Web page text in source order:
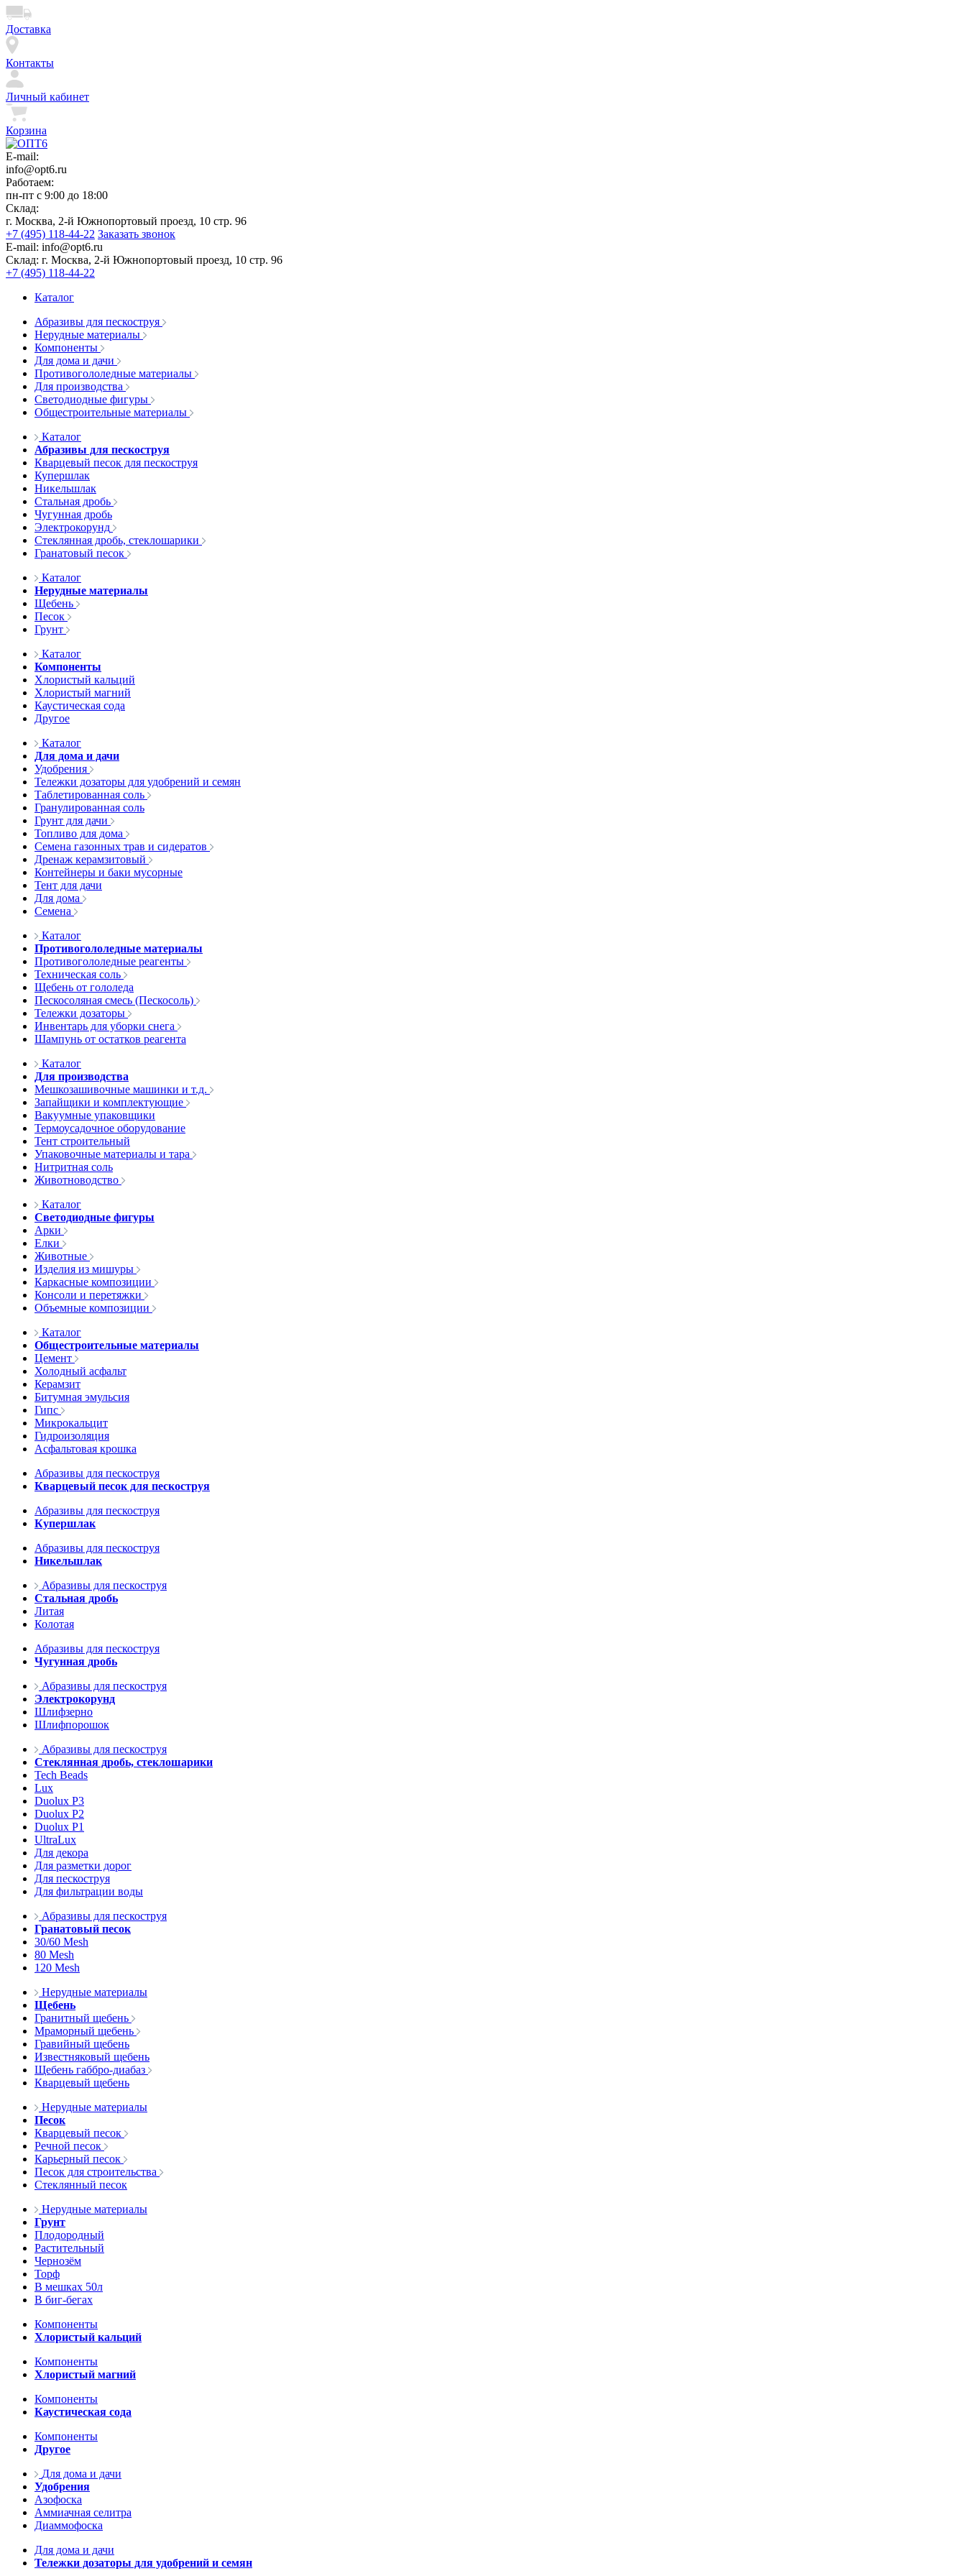
Доставка
Контакты
Личный кабинет
Корзина
E-mail:
info@opt6.ru
Работаем:
пн-пт с 9:00 до 18:00
Склад:
г. Москва, 2-й Южнопортовый проезд, 10 стр. 96
+7 (495) 118-44-22 Заказать звонок
E-mail: info@opt6.ru
Склад: г. Москва, 2-й Южнопортовый проезд, 10 стр. 96
+7 (495) 118-44-22
Каталог
Абразивы для пескоструя
Нерудные материалы
Компоненты
Для дома и дачи
Противогололедные материалы
Для производства
Светодиодные фигуры
Общестроительные материалы
Каталог
Абразивы для пескоструя
Кварцевый песок для пескоструя
Купершлак
Никельшлак
Стальная дробь
Чугунная дробь
Электрокорунд
Стеклянная дробь, стеклошарики
Гранатовый песок
Каталог
Нерудные материалы
Щебень
Песок
Грунт
Каталог
Компоненты
Хлористый кальций
Хлористый магний
Каустическая сода
Другое
Каталог
Для дома и дачи
Удобрения
Тележки дозаторы для удобрений и семян
Таблетированная соль
Гранулированная соль
Грунт для дачи
Топливо для дома
Семена газонных трав и сидератов
Дренаж керамзитовый
Контейнеры и баки мусорные
Тент для дачи
Для дома
Семена
Каталог
Противогололедные материалы
Противогололедные реагенты
Техническая соль
Щебень от гололеда
Пескосоляная смесь (Пескосоль)
Тележки дозаторы
Инвентарь для уборки снега
Шампунь от остатков реагента
Каталог
Для производства
Мешкозашивочные машинки и т.д.
Запайщики и комплектующие
Вакуумные упаковщики
Термоусадочное оборудование
Тент строительный
Упаковочные материалы и тара
Нитритная соль
Животноводство
Каталог
Светодиодные фигуры
Арки
Елки
Животные
Изделия из мишуры
Каркасные композиции
Консоли и перетяжки
Объемные композиции
Каталог
Общестроительные материалы
Цемент
Холодный асфальт
Керамзит
Битумная эмульсия
Гипс
Микрокальцит
Гидроизоляция
Асфальтовая крошка
Абразивы для пескоструя
Кварцевый песок для пескоструя
Абразивы для пескоструя
Купершлак
Абразивы для пескоструя
Никельшлак
Абразивы для пескоструя
Стальная дробь
Литая
Колотая
Абразивы для пескоструя
Чугунная дробь
Абразивы для пескоструя
Электрокорунд
Шлифзерно
Шлифпорошок
Абразивы для пескоструя
Стеклянная дробь, стеклошарики
Tech Beads
Lux
Duolux P3
Duolux P2
Duolux P1
UltraLux
Для декора
Для разметки дорог
Для пескоструя
Для фильтрации воды
Абразивы для пескоструя
Гранатовый песок
30/60 Mesh
80 Mesh
120 Mesh
Нерудные материалы
Щебень
Гранитный щебень
Мраморный щебень
Гравийный щебень
Известняковый щебень
Щебень габбро-диабаз
Кварцевый щебень
Нерудные материалы
Песок
Кварцевый песок
Речной песок
Карьерный песок
Песок для строительства
Стеклянный песок
Нерудные материалы
Грунт
Плодородный
Растительный
Чернозём
Торф
В мешках 50л
В биг-бегах
Компоненты
Хлористый кальций
Компоненты
Хлористый магний
Компоненты
Каустическая сода
Компоненты
Другое
Для дома и дачи
Удобрения
Азофоска
Аммиачная селитра
Диаммофоска
Для дома и дачи
Тележки дозаторы для удобрений и семян